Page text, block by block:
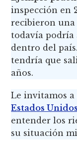
inspección en
recibieron una
todavía podría
dentro del
tendría que
años.
Le invitamos a
Estados
entender los
su situación